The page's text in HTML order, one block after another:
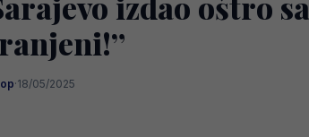
·18/05/2025